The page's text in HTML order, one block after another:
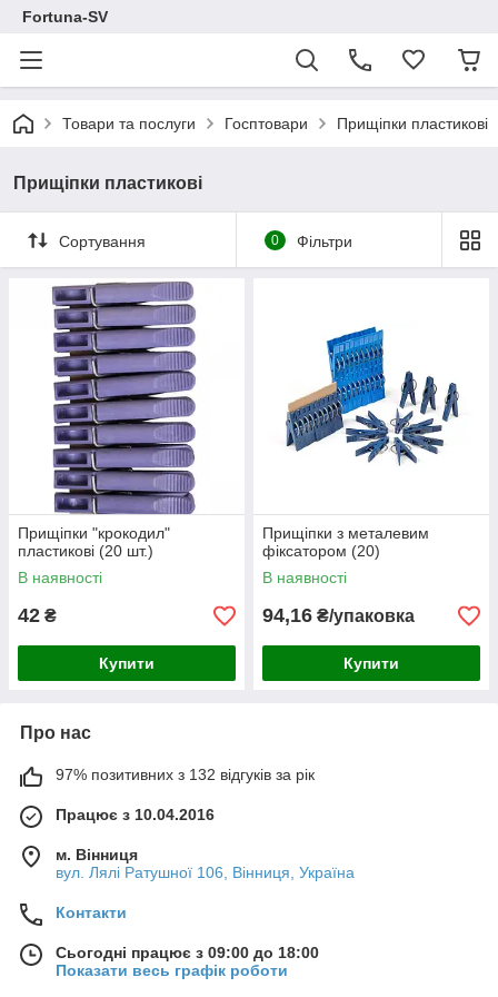
Fortuna-SV
Товари та послуги Госптовари Прищіпки пластикові
Прищіпки пластикові
Сортування 0 Фільтри
Прищіпки "крокодил"
пластикові (20 шт.)
В наявності
42 ₴
Купити
Прищіпки з металевим
фіксатором (20)
В наявності
94,16 ₴/упаковка
Купити
Про нас
97% позитивних з 132 відгуків за рік
Працює з 10.04.2016
м. Вінниця
вул. Лялі Ратушної 106, Вінниця, Україна
Контакти
Сьогодні працює з 09:00 до 18:00
Показати весь графік роботи